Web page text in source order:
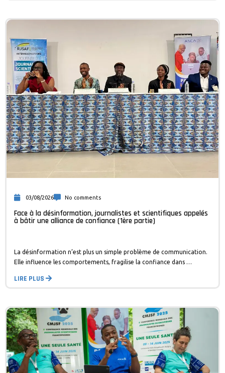
03/08/2026 No comments
Face à la désinformation, journalistes et scientifiques appelés
à bâtir une alliance de confiance (1ère partie)
La désinformation n’est plus un simple problème de communication.
Elle influence les comportements, fragilise la confiance dans …
LIRE PLUS